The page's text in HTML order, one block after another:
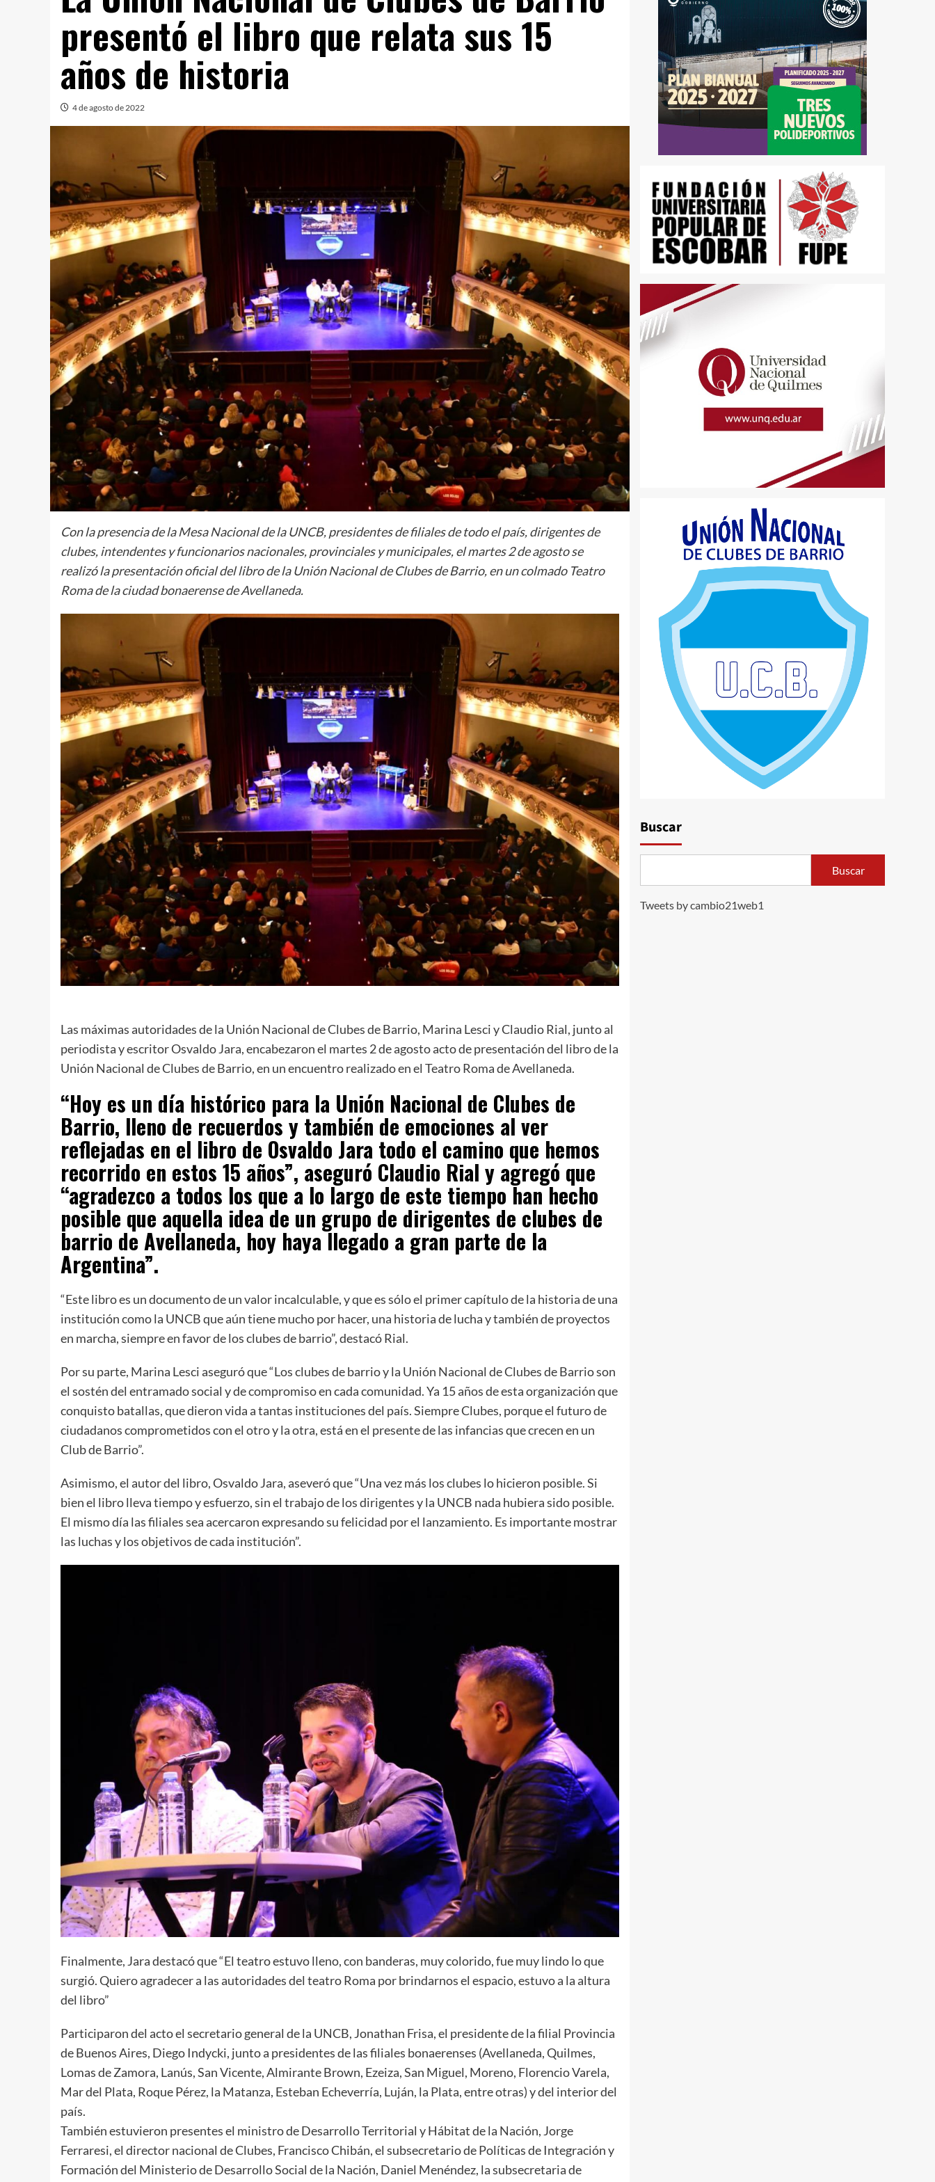
presentó el libro que relata sus 15
años de historia
4 de agosto de 2022
Con la presencia de la Mesa Nacional de la UNCB, presidentes de filiales de todo el país, dirigentes de
clubes, intendentes y funcionarios nacionales, provinciales y municipales, el martes 2 de agosto se
realizó la presentación oficial del libro de la Unión Nacional de Clubes de Barrio, en un colmado Teatro
Roma de la ciudad bonaerense de Avellaneda.
Las máximas autoridades de la Unión Nacional de Clubes de Barrio, Marina Lesci y Claudio Rial, junto al
periodista y escritor Osvaldo Jara, encabezaron el martes 2 de agosto acto de presentación del libro de la
Unión Nacional de Clubes de Barrio, en un encuentro realizado en el Teatro Roma de Avellaneda.
“Hoy es un día histórico para la Unión Nacional de Clubes de
Barrio, lleno de recuerdos y también de emociones al ver
reflejadas en el libro de Osvaldo Jara todo el camino que hemos
recorrido en estos 15 años”, aseguró Claudio Rial y agregó que
“agradezco a todos los que a lo largo de este tiempo han hecho
posible que aquella idea de un grupo de dirigentes de clubes de
barrio de Avellaneda, hoy haya llegado a gran parte de la
Argentina”.
“Este libro es un documento de un valor incalculable, y que es sólo el primer capítulo de la historia de una
institución como la UNCB que aún tiene mucho por hacer, una historia de lucha y también de proyectos
en marcha, siempre en favor de los clubes de barrio”, destacó Rial.
Por su parte, Marina Lesci aseguró que “Los clubes de barrio y la Unión Nacional de Clubes de Barrio son
el sostén del entramado social y de compromiso en cada comunidad. Ya 15 años de esta organización que
conquisto batallas, que dieron vida a tantas instituciones del país. Siempre Clubes, porque el futuro de
ciudadanos comprometidos con el otro y la otra, está en el presente de las infancias que crecen en un
Club de Barrio”.
Asimismo, el autor del libro, Osvaldo Jara, aseveró que “Una vez más los clubes lo hicieron posible. Si
bien el libro lleva tiempo y esfuerzo, sin el trabajo de los dirigentes y la UNCB nada hubiera sido posible.
El mismo día las filiales sea acercaron expresando su felicidad por el lanzamiento. Es importante mostrar
las luchas y los objetivos de cada institución”.
Finalmente, Jara destacó que “El teatro estuvo lleno, con banderas, muy colorido, fue muy lindo lo que
surgió. Quiero agradecer a las autoridades del teatro Roma por brindarnos el espacio, estuvo a la altura
del libro”
Participaron del acto el secretario general de la UNCB, Jonathan Frisa, el presidente de la filial Provincia
de Buenos Aires, Diego Indycki, junto a presidentes de las filiales bonaerenses (Avellaneda, Quilmes,
Lomas de Zamora, Lanús, San Vicente, Almirante Brown, Ezeiza, San Miguel, Moreno, Florencio Varela,
Mar del Plata, Roque Pérez, la Matanza, Esteban Echeverría, Luján, la Plata, entre otras) y del interior del
país.
También estuvieron presentes el ministro de Desarrollo Territorial y Hábitat de la Nación, Jorge
Ferraresi, el director nacional de Clubes, Francisco Chibán, el subsecretario de Políticas de Integración y
Formación del Ministerio de Desarrollo Social de la Nación, Daniel Menéndez, la subsecretaria de
Buscar
Buscar
Tweets by cambio21web1